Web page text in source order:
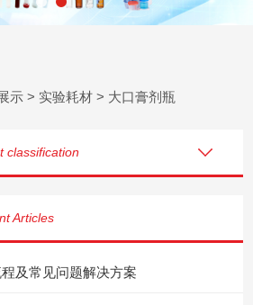
示 > 实验耗材 > 大口膏剂瓶
classification
Articles
及常见问题解决方案